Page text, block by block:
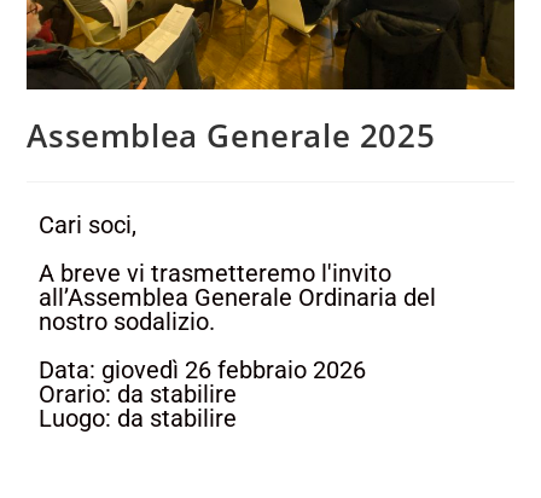
Assemblea Generale 2025
Cari soci,
A breve vi trasmetteremo l'invito
all’Assemblea Generale Ordinaria del
nostro sodalizio.
Data: giovedì 26 febbraio 2026
Orario: da stabilire
Luogo: da stabilire